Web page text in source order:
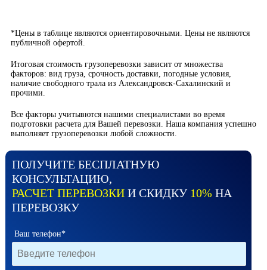
*Цены в таблице являются ориентировочными. Цены не являются
публичной офертой.
Итоговая стоимость грузоперевозки зависит от множества
факторов: вид груза, срочность доставки, погодные условия,
наличие свободного трала из Александровск-Сахалинский и
прочими.
Все факторы учитывются нашими специалистами во время
подготовки расчета для Вашей перевозки. Наша компания успешно
выполняет грузоперевозки любой сложности.
ПОЛУЧИТЕ БЕСПЛАТНУЮ
КОНСУЛЬТАЦИЮ,
РАСЧЕТ ПЕРЕВОЗКИИ СКИДКУ 10% НА
ПЕРЕВОЗКУ
Ваш телефон*